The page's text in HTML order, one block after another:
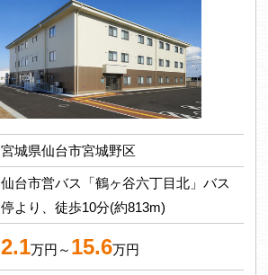
宮城県仙台市宮城野区
仙台市営バス「鶴ヶ谷六丁目北」バス
停より、徒歩10分(約813m)
2.1万円～ 15.6万円